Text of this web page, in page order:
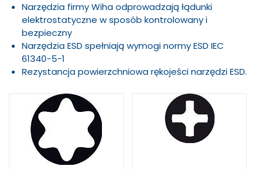
Narzędzia firmy Wiha odprowadzają łądunki
elektrostatyczne w sposób kontrolowany i
bezpieczny
Narzędzia ESD spełniają wymogi normy ESD IEC
61340-5-1
Rezystancja powierzchniowa rękojeści narzędzi ESD.